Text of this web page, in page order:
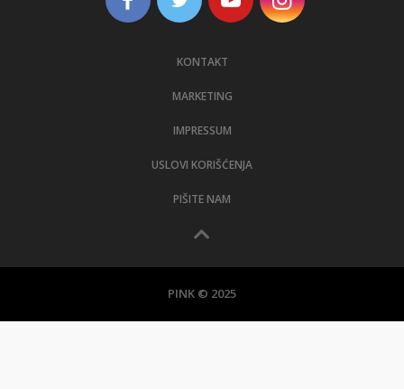
KONTAKT
MARKETING
IMPRESSUM
USLOVI KORIŠĆENJA
PIŠITE NAM
PINK © 2025